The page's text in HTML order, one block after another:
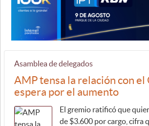
Asamblea de delegados
AMP tensa la relación con el
espera por el aumento
El gremio ratificó que
de $3.600 por cargo, cifra